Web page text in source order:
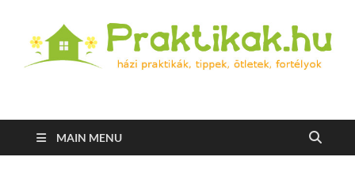
Praktikak.hu
MAIN MENU